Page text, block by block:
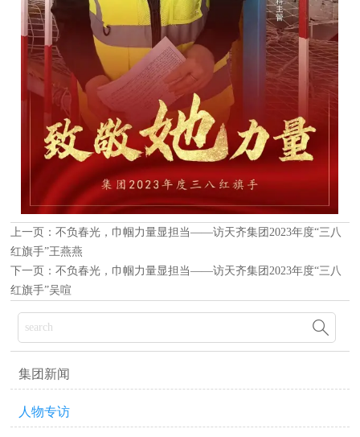
上一页：不负春光，巾帼力量显担当——访天齐集团2023年度“三八
红旗手”王燕燕
下一页：不负春光，巾帼力量显担当——访天齐集团2023年度“三八
红旗手”吴喧

集团新闻
人物专访